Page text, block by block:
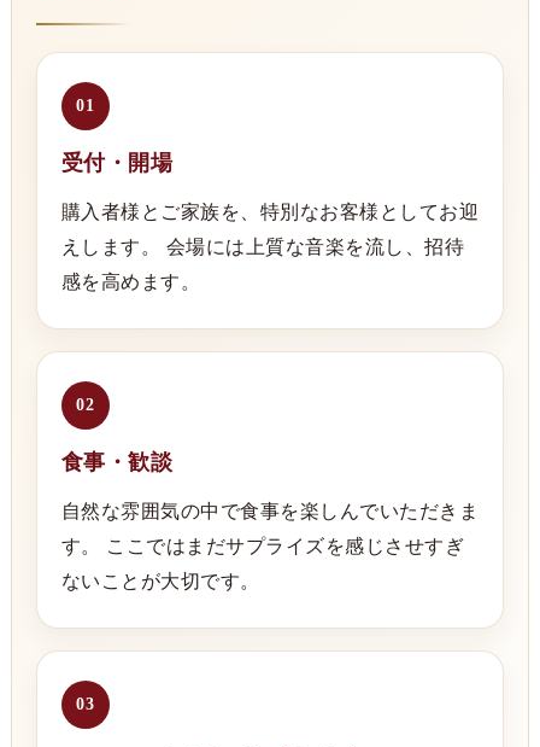
01
受付・開場
購入者様とご家族を、特別なお客様としてお迎
えします。 会場には上質な音楽を流し、招待
感を高めます。
02
食事・歓談
自然な雰囲気の中で食事を楽しんでいただきま
す。 ここではまだサプライズを感じさせすぎ
ないことが大切です。
03